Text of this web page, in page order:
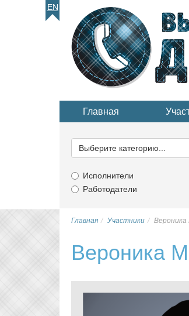
EN
Главная
категорию...
Выберите категорию...
Исполнители
Работодатели
Главная Участники
Вероника